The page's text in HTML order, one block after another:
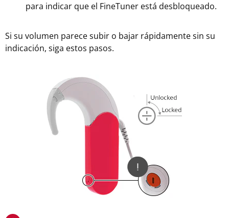
para indicar que el FineTuner está desbloqueado.
Si su volumen parece subir o bajar rápidamente sin su
indicación, siga estos pasos.